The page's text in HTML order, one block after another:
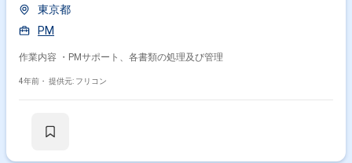
東京都
PM
作業内容 ・PMサポート、各書類の処理及び管理
4年前・ 提供元: フリコン